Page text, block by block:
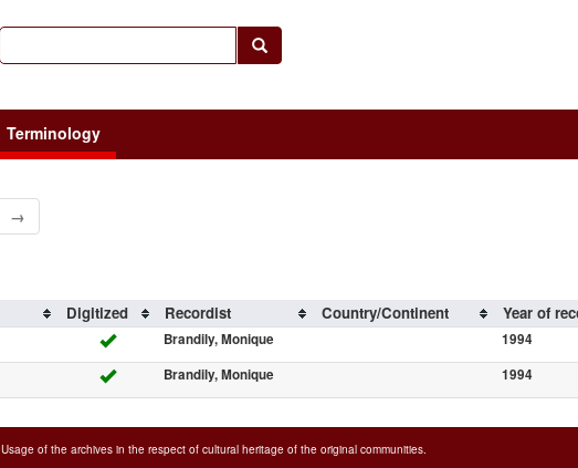
Terminology
→
Digitized Recordist Country/Continent Year of
Brandily, Monique 1994
Brandily, Monique 1994
Usage of the archives in the respect of cultural heritage of the original communities.